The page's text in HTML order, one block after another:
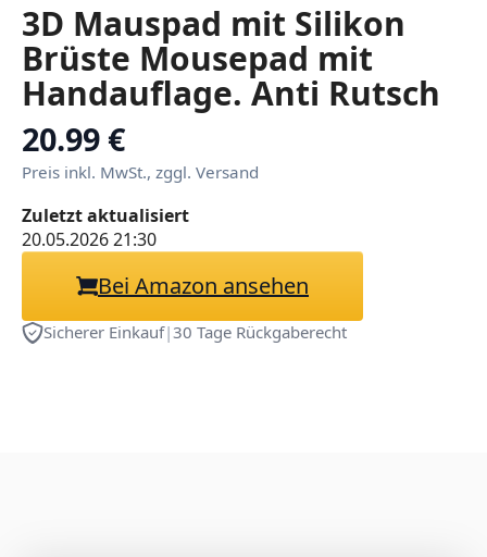
3D Mauspad mit Silikon
Brüste Mousepad mit
Handauflage. Anti Rutsch
Anime Manga Maus Pad
Handgelenkauflage für
Büro (Daphn 1)
20.99 €
Preis inkl. MwSt., zggl. Versand
Zuletzt aktualisiert
20.05.2026 21:30
Bei Amazon ansehen
Sicherer Einkauf|30 Tage Rückgaberecht